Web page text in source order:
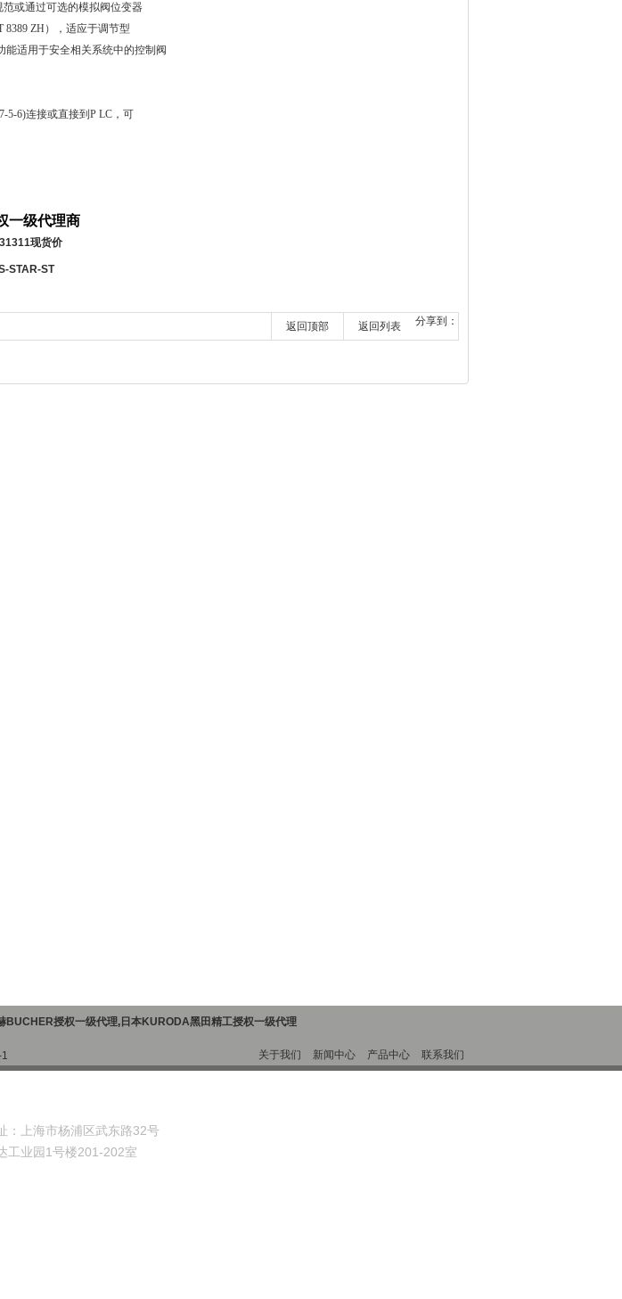
或通过可选的模拟阀位变器
8389 ZH），适应于调节型
适用于安全相关系统中的控制阀
5-6)连接或直接到P LC，可
一级代理商
现货价
STAR-ST
分享到：
返回列表
返回顶部
BUCHER授权一级代理, 日本KURODA黑田精工授权一级代理
关于我们 新闻中心 产品中心 联系我们
：上海市杨浦区武东路32号
工业园1号楼201-202室